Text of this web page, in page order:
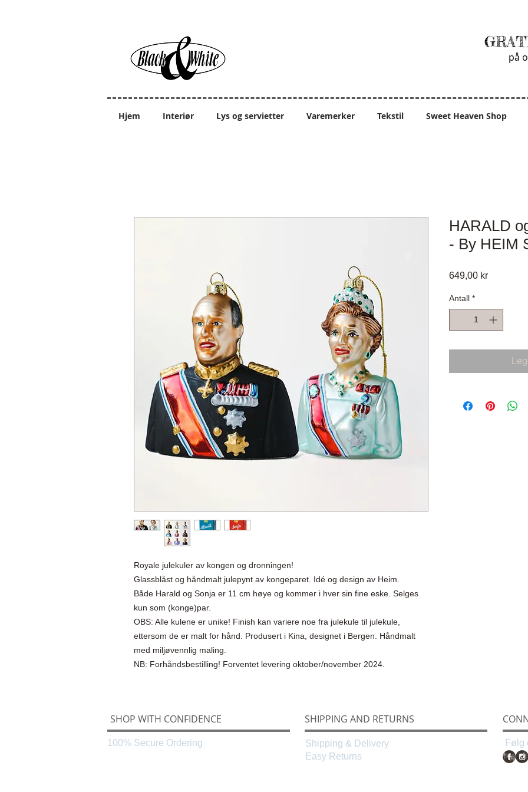
på
Hjem Interiør Lys og servietter Varemerker Tekstil Sweet Heaven Shop
Royale julekuler av kongen og dronningen!
Glassblåst og håndmalt julepynt av kongeparet. Idé og design av Heim.
Både Harald og Sonja er 11 cm høye og kommer i hver sin fine eske. Selges
kun som (konge)par.
OBS: Alle kulene er unike! Finish kan variere noe fra julekule til julekule,
ettersom de er malt for hånd. Produsert i Kina, designet i Bergen. Håndmalt
med miljøvennlig maling.
NB: Forhåndsbestilling! Forventet levering oktober/november 2024.
HARALD
- By HEIM
649,00 krPris
Antall *
SHOP WITH CONFIDENCE
100% Secure Ordering
SHIPPING AND RETURNS
Shipping & Delivery
Easy Returns
Følg